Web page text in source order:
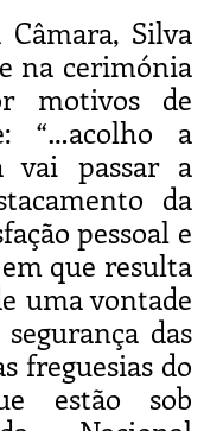
Silva
na cerimónia
motivos de
“…acolho a
vai passar a
da
pessoal e
que resulta
uma vontade
das
freguesias do
estão sob